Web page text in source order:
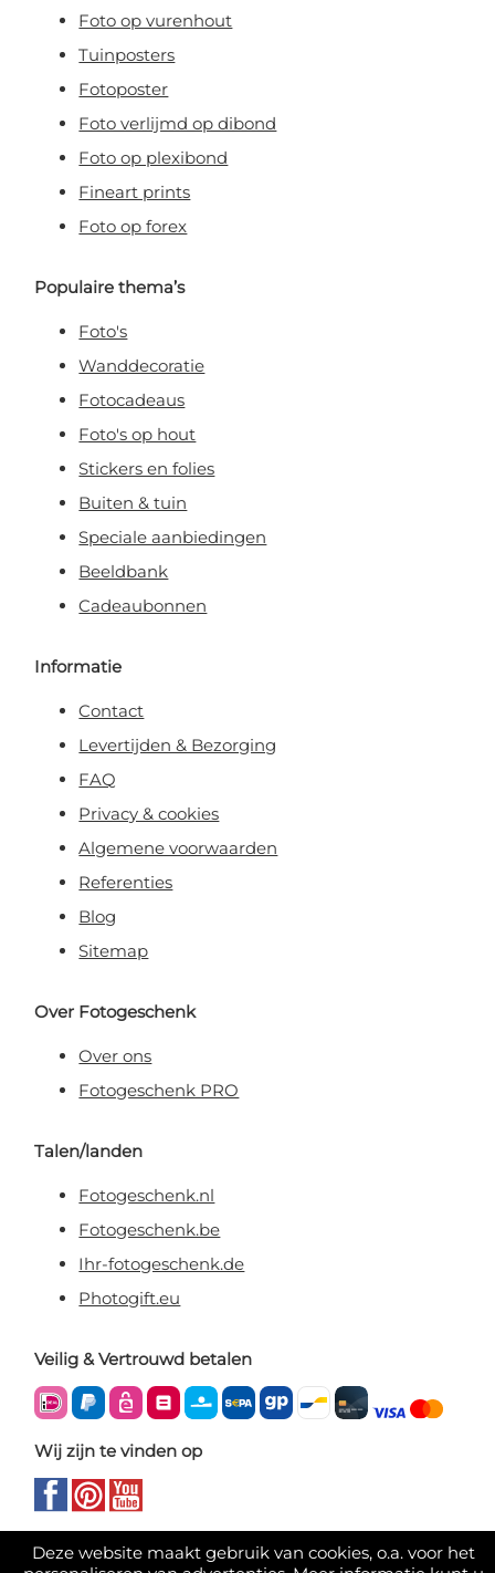
Deze website maakt gebruik van cookies, o.a. voor het
Foto op vurenhout
Tuinposters
Fotoposter
Foto verlijmd op dibond
Foto op plexibond
Fineart prints
Foto op forex
Populaire thema’s
Foto's
Wanddecoratie
Fotocadeaus
Foto's op hout
Stickers en folies
Buiten & tuin
Speciale aanbiedingen
Beeldbank
Cadeaubonnen
Informatie
Contact
Levertijden & Bezorging
FAQ
Privacy & cookies
Algemene voorwaarden
Referenties
Blog
Sitemap
Over Fotogeschenk
Over ons
Fotogeschenk PRO
Talen/landen
Fotogeschenk.nl
Fotogeschenk.be
Ihr-fotogeschenk.de
Photogift.eu
Veilig & Vertrouwd betalen
Wij zijn te vinden op